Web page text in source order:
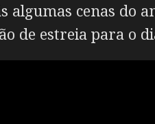
algumas cenas do
de estreia para o